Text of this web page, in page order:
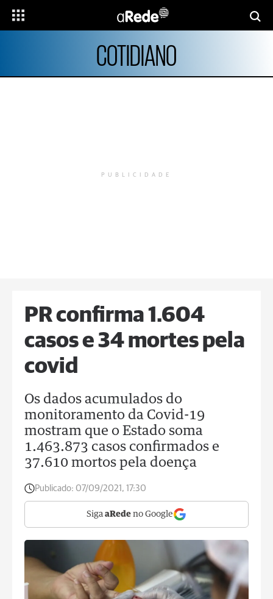
COTIDIANO
PUBLICIDADE
PR confirma 1.604
casos e 34 mortes pela
covid
Os dados acumulados do
monitoramento da Covid-19
mostram que o Estado soma
1.463.873 casos confirmados e
37.610 mortos pela doença
Publicado: 07/09/2021, 17:30
Siga aRede no Google